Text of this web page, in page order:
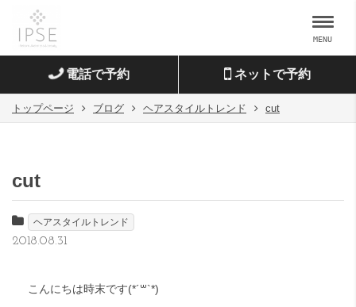
電話で予約 ネットで予約
トップページ ブログ ヘアスタイルトレンド cut
cut
ヘアスタイルトレンド
2018.08.31
こんにちは時末です(*´꒳`*)
MENU